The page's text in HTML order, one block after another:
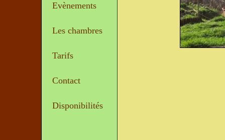
Evènements
Les chambres
Tarifs
Contact
Disponibilités